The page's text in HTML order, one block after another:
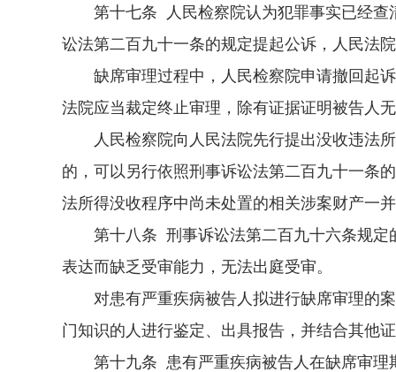
第十七条 人民检察院认为犯罪事实已经查
讼法第二百九十一条的规定提起公诉，人民法
缺席审理过程中，人民检察院申请撤回起诉
法院应当裁定终止审理，除有证据证明被告人
人民检察院向人民法院先行提出没收违法所
的，可以另行依照刑事诉讼法第二百九十一条
法所得没收程序中尚未处置的相关涉案财产一
第十八条 刑事诉讼法第二百九十六条规定的
表达而缺乏受审能力，无法出庭受审。
对患有严重疾病被告人拟进行缺席审理的案
门知识的人进行鉴定、出具报告，并结合其他
第十九条 患有严重疾病被告人在缺席审理